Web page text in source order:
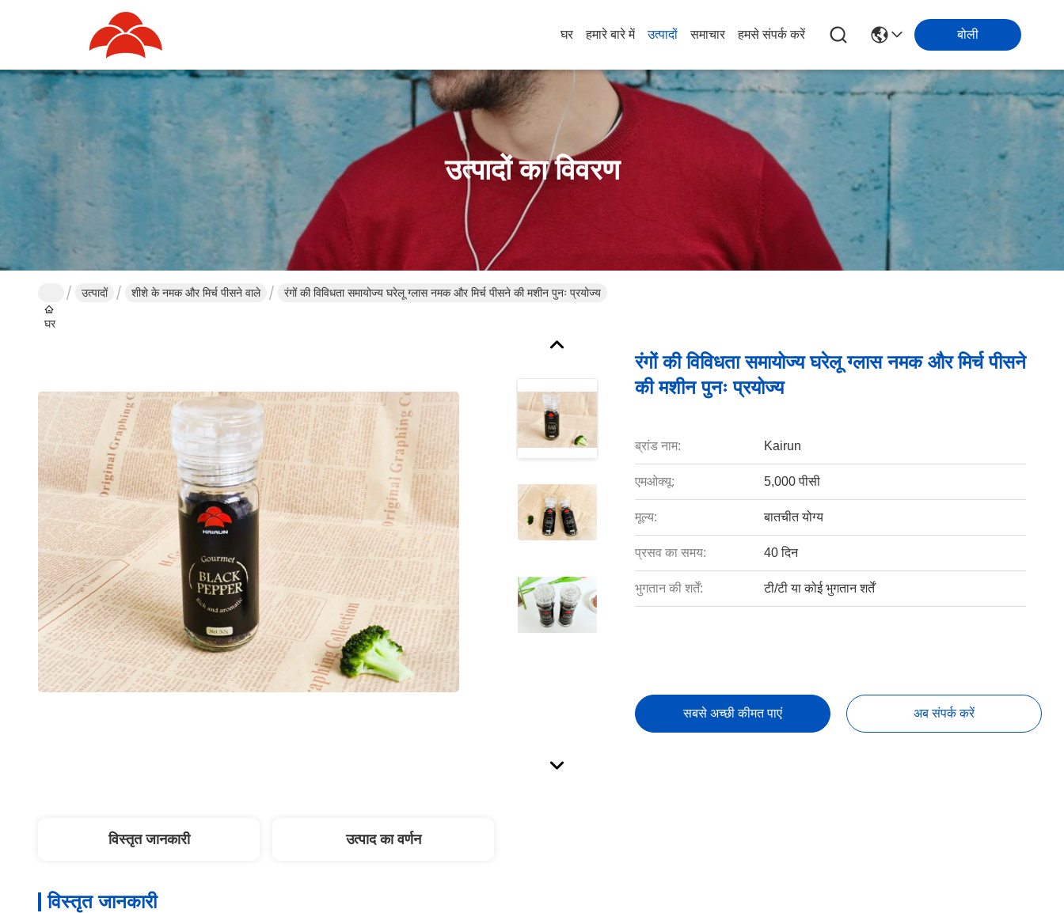
घर हमारे बारे में उत्पादों समाचार हमसे संपर्क करें बोली
उत्पादों का विवरण
घर
उत्पादों शीशे के नमक और मिर्च पीसने वाले रंगों की विविधता समायोज्य घरेलू ग्लास नमक और मिर्च पीसने की मशीन पुनः प्रयोज्य
रंगों की विविधता समायोज्य घरेलू ग्लास नमक और मिर्च पीसने
की मशीन पुनः प्रयोज्य
ब्रांड नाम: Kairun
एमओक्यू: 5,000 पीसी
मूल्य: बातचीत योग्य
प्रसव का समय: 40 दिन
भुगतान की शर्तें: टी/टी या कोई भुगतान शर्तें
सबसे अच्छी कीमत पाएं अब संपर्क करें
विस्तृत जानकारी उत्पाद का वर्णन
विस्तृत जानकारी